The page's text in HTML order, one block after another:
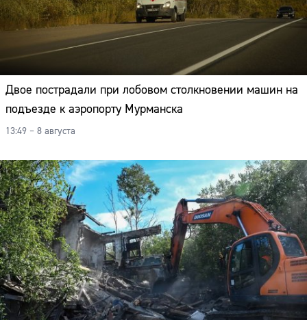
Двое пострадали при лобовом столкновении машин на
подъезде к аэропорту Мурманска
13:49 – 8 августа